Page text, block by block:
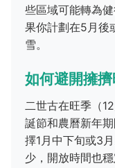
些區域可能轉為
果你計劃在5月後
雪。
如何避開擁擠
二世古在旺季（
誕節和農曆新年
擇1月中下旬或3
少，開放時間也